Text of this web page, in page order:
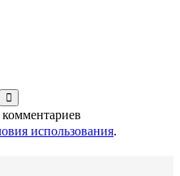
использования.